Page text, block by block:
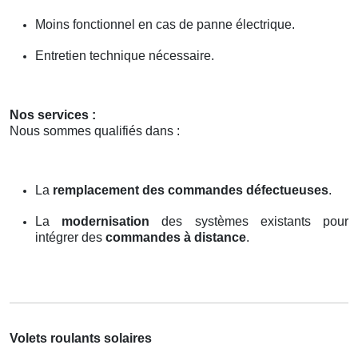
Moins fonctionnel en cas de panne électrique.
Entretien technique nécessaire.
Nos services :
Nous sommes qualifiés dans :
La remplacement des commandes défectueuses.
La modernisation des systèmes existants pour
intégrer des commandes à distance.
Volets roulants solaires